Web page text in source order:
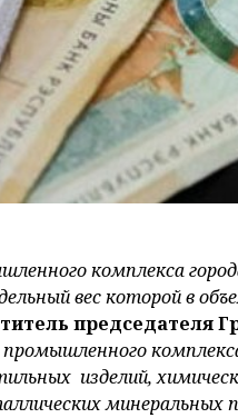
комплекса
вес которой в
председателя
изделий,
минеральных